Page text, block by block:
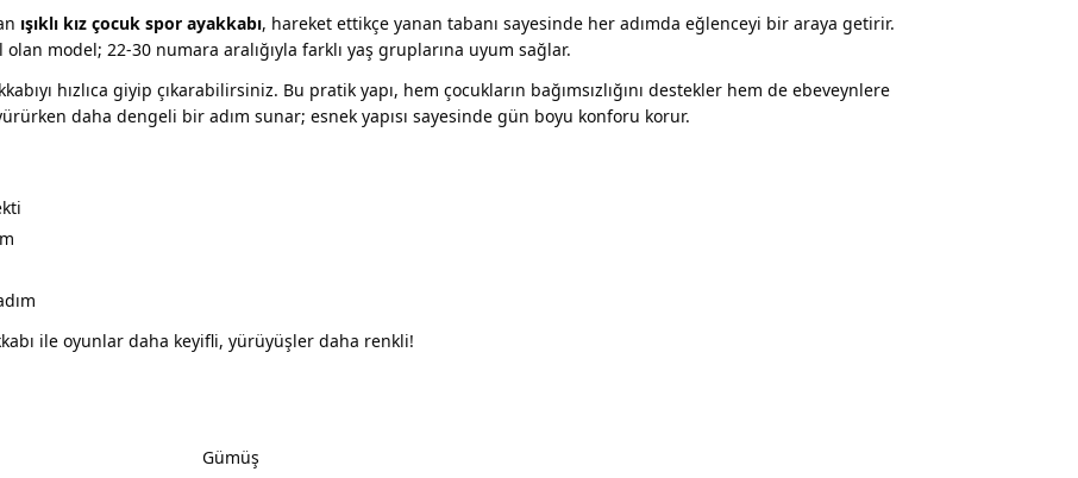
ışıklı kız çocuk spor ayakkabı, hareket ettikçe yanan tabanı sayesinde her adımda eğlenceyi bir araya getirir.
model; 22-30 numara aralığıyla farklı yaş gruplarına uyum sağlar.
hızlıca giyip çıkarabilirsiniz. Bu pratik yapı, hem çocukların bağımsızlığını destekler hem de ebeveynlere
daha dengeli bir adım sunar; esnek yapısı sayesinde gün boyu konforu korur.
ile oyunlar daha keyifli, yürüyüşler daha renkli!
Gümüş